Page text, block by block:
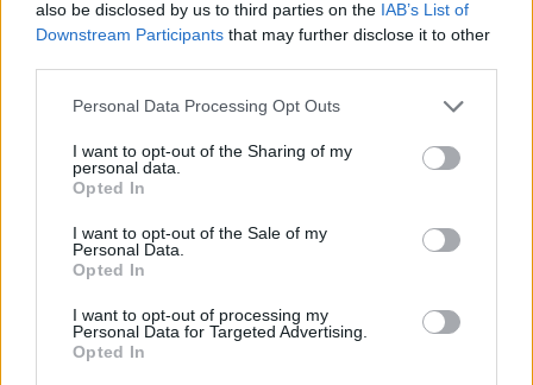
also be disclosed by us to third parties on the IAB’s List of
Downstream Participants that may further disclose it to other
Please note that this website/app uses one or more Google
not limited to your visit or usage behaviour. You may click to
grant or deny consent to Google and its third-party tags to
use your data for below specified purposes in below Google
consent section.
Personal Data Processing Opt Outs
I want to opt-out of the Sharing of my
personal data.
Opted In
I want to opt-out of the Sale of my
Personal Data.
Opted In
I want to opt-out of processing my
Personal Data for Targeted Advertising.
Opted In
ΚΥΠΡΟΣ
Αναχαίτιση του στολίσκου «Global
Sumud» στα διεθνή ύδατα: Εκτός
κυπριακών χωρικών υδάτων το
περιστατικό